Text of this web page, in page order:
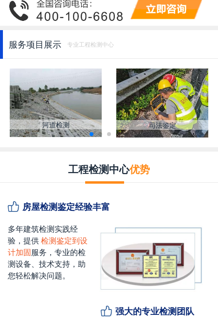
服务项目展示 专业工程检测中心
河道检测 司法鉴定
工程检测中心优势
房屋检测鉴定经验丰富
多年建筑检测实践经
验，提供 检测鉴定到设
计加固服务，专业的检
测设备、技术支持，助
您轻松解决问题。
强大的专业检测团队